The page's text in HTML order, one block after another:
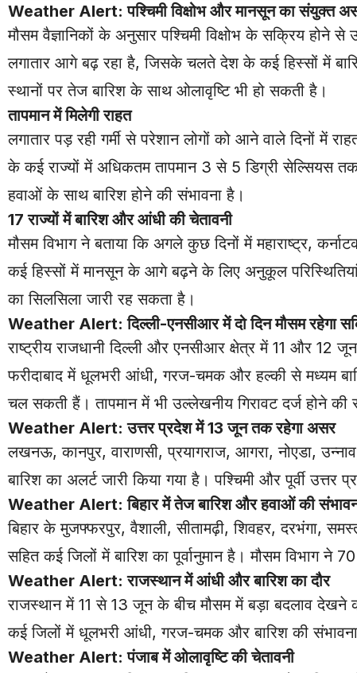
Weather Alert: पश्चिमी विक्षोभ और मानसून का संयुक्त
मौसम वैज्ञानिकों के अनुसार पश्चिमी विक्षोभ के सक्रिय होने
लगातार आगे बढ़ रहा है, जिसके चलते देश के कई हिस्सों में
स्थानों पर तेज बारिश के साथ ओलावृष्टि भी हो सकती है।
तापमान में मिलेगी राहत
लगातार पड़ रही गर्मी से परेशान लोगों को आने वाले दिनों में
के कई राज्यों में अधिकतम तापमान 3 से 5 डिग्री सेल्सियस
हवाओं के साथ बारिश होने की संभावना है।
17 राज्यों में बारिश और आंधी की चेतावनी
मौसम विभाग ने बताया कि अगले कुछ दिनों में महाराष्ट्र,
कई हिस्सों में मानसून के आगे बढ़ने के लिए अनुकूल
का सिलसिला जारी रह सकता है।
Weather Alert: दिल्ली-एनसीआर में दो दिन मौसम रहेगा
राष्ट्रीय राजधानी दिल्ली और एनसीआर क्षेत्र में 11 और 12
फरीदाबाद में धूलभरी आंधी, गरज-चमक और हल्की से मध्यम
चल सकती हैं। तापमान में भी उल्लेखनीय गिरावट दर्ज होने की
Weather Alert: उत्तर प्रदेश में 13 जून तक रहेगा असर
लखनऊ, कानपुर, वाराणसी, प्रयागराज, आगरा, नोएडा,
बारिश का अलर्ट जारी किया गया है। पश्चिमी और पूर्वी
Weather Alert: बिहार में तेज बारिश और हवाओं की
बिहार के मुजफ्फरपुर, वैशाली, सीतामढ़ी, शिवहर, दरभंगा,
सहित कई जिलों में बारिश का पूर्वानुमान है। मौसम विभाग ने
Weather Alert: राजस्थान में आंधी और बारिश का दौर
राजस्थान में 11 से 13 जून के बीच मौसम में बड़ा बदलाव
कई जिलों में धूलभरी आंधी, गरज-चमक और बारिश की संभावना
Weather Alert: पंजाब में ओलावृष्टि की चेतावनी